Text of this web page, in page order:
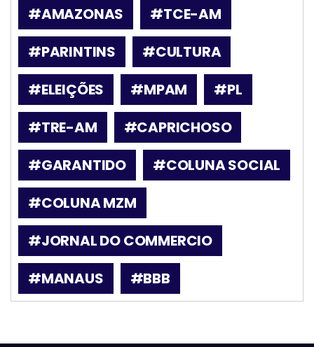
#AMAZONAS
#TCE-AM
#PARINTINS
#CULTURA
#ELEIÇÕES
#MPAM
#PL
#TRE-AM
#CAPRICHOSO
#GARANTIDO
#COLUNA SOCIAL
#COLUNA MZM
#JORNAL DO COMMERCIO
#MANAUS
#BBB